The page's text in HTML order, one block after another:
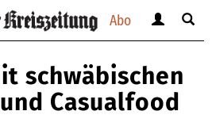
Abo
anzeigen
verbergen
Suche
schwäbischen
Casualfood